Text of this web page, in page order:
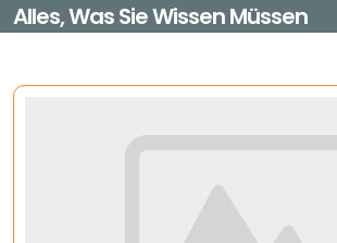
Alles, Was Sie Wissen Müssen